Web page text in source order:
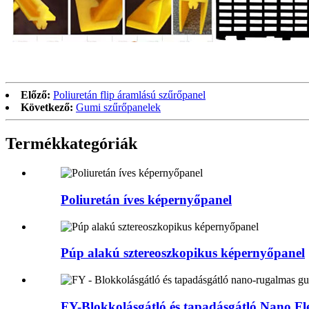
Előző: Poliuretán flip áramlású szűrőpanel
Következő: Gumi szűrőpanelek
Termékkategóriák
Poliuretán íves képernyőpanel
Púp alakú sztereoszkopikus képernyőpanel